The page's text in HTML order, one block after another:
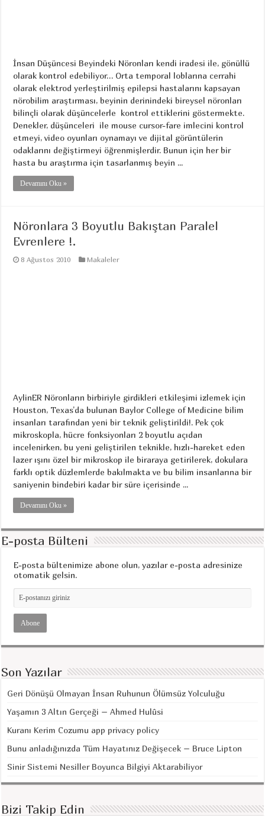
İnsan Düşüncesi Beyindeki Nöronları kendi iradesi ile, gönüllü
olarak kontrol edebiliyor… Orta temporal loblarına cerrahi
olarak elektrod yerleştirilmiş epilepsi hastalarını kapsayan
nörobilim araştırması, beyinin derinindeki bireysel nöronları
bilinçli olarak düşüncelerle kontrol ettiklerini göstermekte.
Denekler, düşünceleri ile mouse cursor-fare imlecini kontrol
etmeyi, video oyunları oynamayı ve dijital görüntülerin
odaklarını değiştirmeyi öğrenmişlerdir. Bunun için her bir
hasta bu araştırma için tasarlanmış beyin ...
Devamını Oku »
Nöronlara 3 Boyutlu Bakıştan Paralel
Evrenlere !.
8 Ağustos 2010 Makaleler
AylinER Nöronların birbiriyle girdikleri etkileşimi izlemek için
Houston, Texas’da bulunan Baylor College of Medicine bilim
insanları tarafından yeni bir teknik geliştirildi!. Pek çok
mikroskopla, hücre fonksiyonları 2 boyutlu açıdan
incelenirken, bu yeni geliştirilen teknikle, hızlı-hareket eden
lazer ışını özel bir mikroskop ile biraraya getirilerek, dokulara
farklı optik düzlemlerde bakılmakta ve bu bilim insanlarına bir
saniyenin bindebiri kadar bir süre içerisinde ...
Devamını Oku »
E-posta Bülteni
E-posta bültenimize abone olun, yazılar e-posta adresinize
otomatik gelsin.
Son Yazılar
Geri Dönüşü Olmayan İnsan Ruhunun Ölümsüz Yolculuğu
Yaşamın 3 Altın Gerçeği – Ahmed Hulûsi
Kuranı Kerim Cozumu app privacy policy
Bunu anladığınızda Tüm Hayatınız Değişecek – Bruce Lipton
Sinir Sistemi Nesiller Boyunca Bilgiyi Aktarabiliyor
Bizi Takip Edin